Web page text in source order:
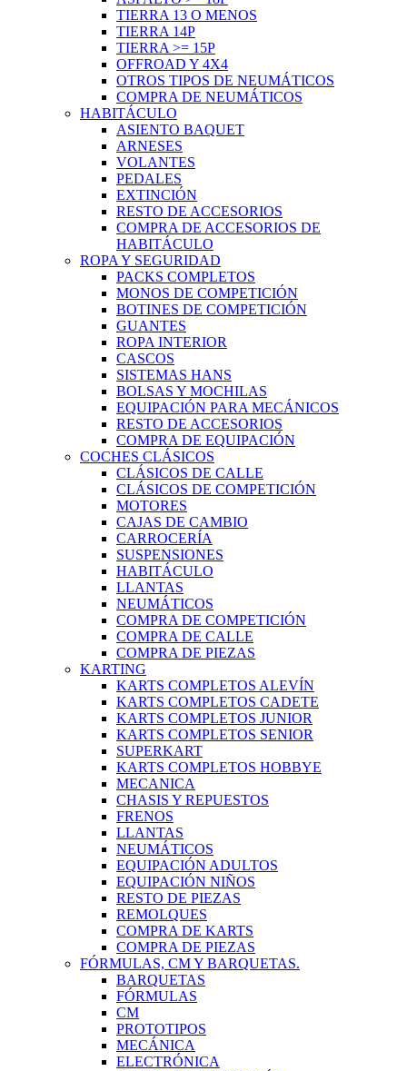
TIERRA 13 O MENOS
TIERRA 14P
TIERRA >= 15P
OFFROAD Y 4X4
OTROS TIPOS DE NEUMÁTICOS
COMPRA DE NEUMÁTICOS
HABITÁCULO
ASIENTO BAQUET
ARNESES
VOLANTES
PEDALES
EXTINCIÓN
RESTO DE ACCESORIOS
COMPRA DE ACCESORIOS DE
HABITÁCULO
ROPA Y SEGURIDAD
PACKS COMPLETOS
MONOS DE COMPETICIÓN
BOTINES DE COMPETICIÓN
GUANTES
ROPA INTERIOR
CASCOS
SISTEMAS HANS
BOLSAS Y MOCHILAS
EQUIPACIÓN PARA MECÁNICOS
RESTO DE ACCESORIOS
COMPRA DE EQUIPACIÓN
COCHES CLÁSICOS
CLÁSICOS DE CALLE
CLÁSICOS DE COMPETICIÓN
MOTORES
CAJAS DE CAMBIO
CARROCERÍA
SUSPENSIONES
HABITÁCULO
LLANTAS
NEUMÁTICOS
COMPRA DE COMPETICIÓN
COMPRA DE CALLE
COMPRA DE PIEZAS
KARTING
KARTS COMPLETOS ALEVÍN
KARTS COMPLETOS CADETE
KARTS COMPLETOS JUNIOR
KARTS COMPLETOS SENIOR
SUPERKART
KARTS COMPLETOS HOBBYE
MECANICA
CHASIS Y REPUESTOS
FRENOS
LLANTAS
NEUMÁTICOS
EQUIPACIÓN ADULTOS
EQUIPACIÓN NIÑOS
RESTO DE PIEZAS
REMOLQUES
COMPRA DE KARTS
COMPRA DE PIEZAS
FÓRMULAS, CM Y BARQUETAS.
BARQUETAS
FÓRMULAS
CM
PROTOTIPOS
MECÁNICA
ELECTRÓNICA